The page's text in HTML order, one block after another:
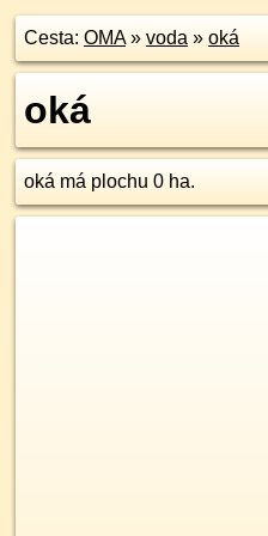
Cesta: OMA» voda » oká
oká
oká má plochu 0 ha.